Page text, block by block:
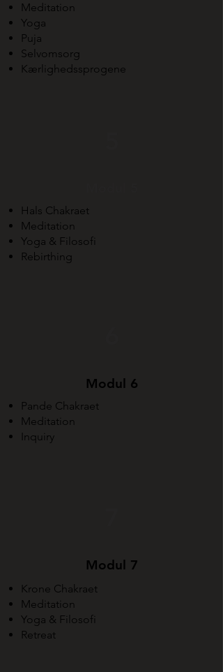
Meditation
Yoga
Puja
Selvomsorg
Kærlighedssprogene
Hals Chakraet
Meditation
Yoga & Filosofi
Rebirthing
Modul 6
Pande Chakraet
Meditation
Inquiry
Modul 7
Krone Chakraet
Meditation
Yoga & Filosofi
Retreat